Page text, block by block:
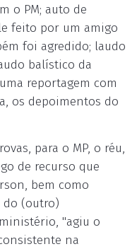
o PM; auto de
feito por um amigo
foi agredido; laudo
balístico da
reportagem com
os depoimentos do
para o MP, o réu,
de recurso que
bem como
do (outro)
"agiu o
na